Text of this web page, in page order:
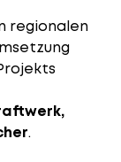
regionalen
.